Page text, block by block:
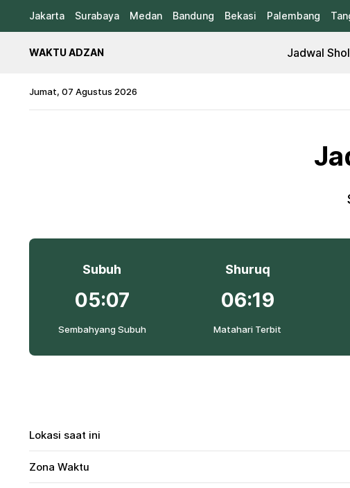
Jakarta Surabaya Medan Bandung Bekasi Palembang
WAKTU ADZAN Jadwal
Jumat, 07 Agustus 2026
Subuh
05:07
Sembahyang Subuh
Shuruq
06:19
Matahari Terbit
Lokasi saat ini
Zona Waktu